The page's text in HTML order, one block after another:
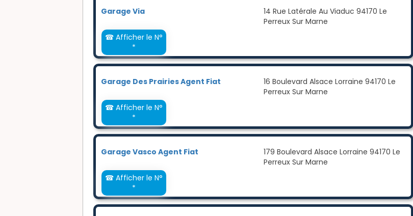
Garage Via
14 Rue Latérale Au Viaduc 94170 Le
Perreux Sur Marne
☎ Afficher le N°
*
Garage Des Prairies Agent Fiat
16 Boulevard Alsace Lorraine 94170 Le
Perreux Sur Marne
☎ Afficher le N°
*
Garage Vasco Agent Fiat
179 Boulevard Alsace Lorraine 94170 Le
Perreux Sur Marne
☎ Afficher le N°
*